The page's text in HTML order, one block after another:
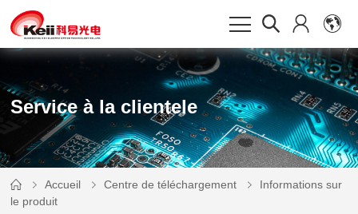
Service à la clientele
Accueil
Centre de téléchargement
le produit